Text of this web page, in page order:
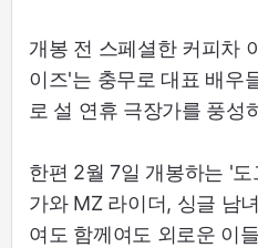
개봉 전 스페셜한 커피차
이즈'는 충무로 대표 배우
로 설 연휴 극장가를 풍성
한편 2월 7일 개봉하는 '
가와 MZ 라이더, 싱글 남
여도 함께여도 외로운 이